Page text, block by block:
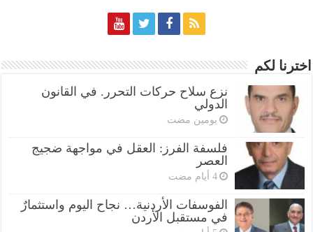
اخترنا لكم
نزع سلاح حركات التحرر. في القانون
الدولي
‏يومين مضت
فلسفة الفرز: العقل في مواجهة ضجيج
العصر
الفوسفات الأردنية… نجاح اليوم واستثمارٌ
في مستقبل الأردن